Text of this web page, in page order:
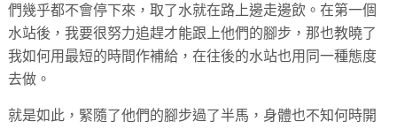
們幾乎都不會停下來，取了水就在路上邊走邊飲。在第一個
水站後，我要很努力追趕才能跟上他們的腳步，那也教曉了
我如何用最短的時間作補給，在往後的水站也用同一種態度
去做。
就是如此，緊隨了他們的腳步過了半馬，身體也不知何時開